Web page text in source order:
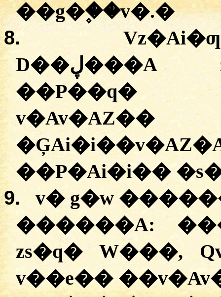
��g�۪��v�.�
8.
D��ڸ���A z���g�ģ� ��g�
��P��q�
��P�Ai�i��
9.
v� g�w
������A: �
zs�q� W���,
v��e��